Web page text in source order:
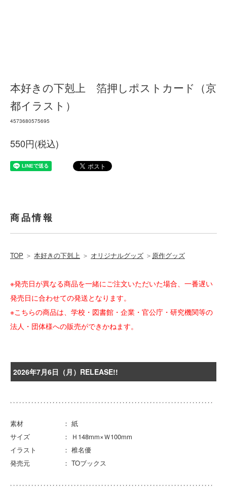
本好きの下剋上 箔押しポストカード（京
都イラスト）
4573680575695
550円(税込)
商品情報
TOP ＞ 本好きの下剋上 ＞ オリジナルグッズ ＞ 原作グッズ
※発売日が異なる商品を一緒にご注文いただいた場合、一番遅い
発売日に合わせての発送となります。
※こちらの商品は、学校・図書館・企業・官公庁・研究機関等の
法人・団体様への販売ができかねます。
2026年7月6日（月）RELEASE!!
素材 ： 紙
サイズ ： Ｈ148mm×Ｗ100mm
イラスト ： 椎名優
発売元 ： TOブックス